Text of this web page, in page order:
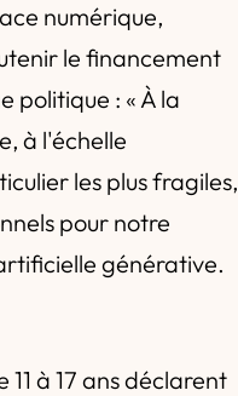
numérique,
le financement
politique : « À la
à l'échelle
les plus fragiles,
pour notre
générative.
à 17 ans déclarent